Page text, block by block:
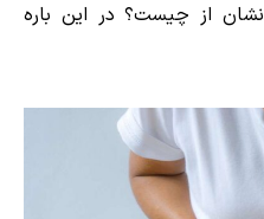
نشان از چیست؟ در این باره